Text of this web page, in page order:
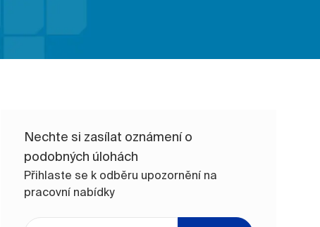
Nechte si zasílat oznámení o
podobných úlohách
Přihlaste se k odběru upozornění na
pracovní nabídky